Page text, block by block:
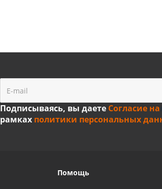
Подписываясь, вы даете Согласие
рамках политики персональных
Помощь